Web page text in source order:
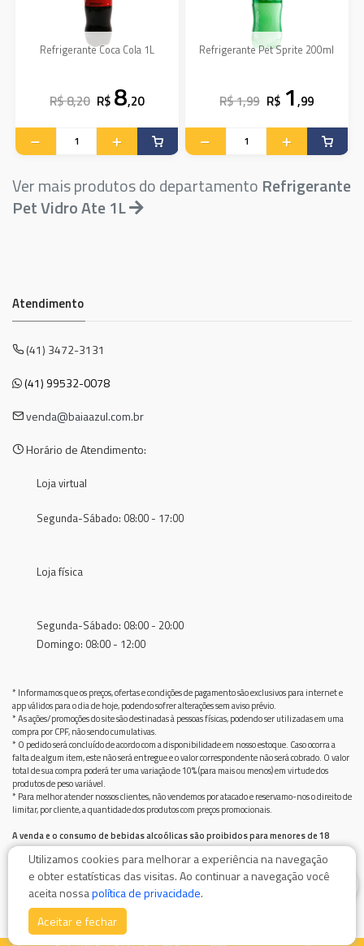
Refrigerante Coca Cola 1L
R$ 8,20 R$ 8,20
Refrigerante Pet Sprite 200ml
R$ 1,99 R$ 1,99
Ver mais produtos do departamento Refrigerante
Pet Vidro Ate 1L
Atendimento
(41) 3472-3131
(41) 99532-0078
venda@baiaazul.com.br
Horário de Atendimento:
Loja virtual
Segunda-Sábado: 08:00 - 17:00
Loja física
Segunda-Sábado: 08:00 - 20:00
Domingo: 08:00 - 12:00
* Informamos que os preços, ofertas e condições de pagamento são exclusivos para internet e
app válidos para o dia de hoje, podendo sofrer alterações sem aviso prévio.
* As ações/promoções do site são destinadas à pessoas físicas, podendo ser utilizadas em uma
compra por CPF, não sendo cumulativas.
* O pedido será concluído de acordo com a disponibilidade em nosso estoque. Caso ocorra a
falta de algum item, este não será entregue e o valor correspondente não será cobrado. O valor
total de sua compra poderá ter uma variação de 10% (para mais ou menos) em virtude dos
produtos de peso variável.
* Para melhor atender nossos clientes, não vendemos por atacado e reservamo-nos o direito de
limitar, por cliente, a quantidade dos produtos com preços promocionais.
A venda e o consumo de bebidas alcoólicas são proibidos para menores de 18
anos.
Bebida alcoólica pode causar dependência química e, em excesso, provoca graves males à saúde.
Beba com moderação
Utilizamos cookies para melhorar a experiência na navegação
e obter estatísticas das visitas. Ao continuar a navegação você
aceita nossapolítica de privacidade.
Aceitar e fechar